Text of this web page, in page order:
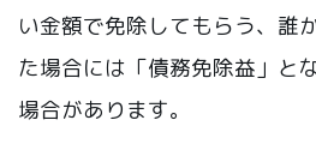
い金額で免除してもらう、誰
た場合には「債務免除益」と
場合があります。